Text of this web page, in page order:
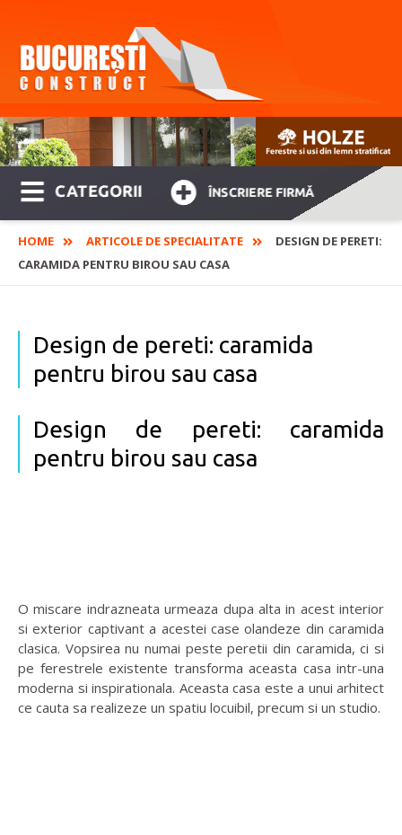
CATEGORII ÎNSCRIERE FIRMĂ
HOME ARTICOLE DE SPECIALITATE
DESIGN DE PERETI:
CARAMIDA PENTRU BIROU SAU CASA
Design de pereti: caramida
pentru birou sau casa
Design de pereti: caramida
pentru birou sau casa
O miscare indrazneata urmeaza dupa alta in acest interior
si exterior captivant a acestei case olandeze din caramida
clasica. Vopsirea nu numai peste peretii din caramida, ci si
pe ferestrele existente transforma aceasta casa intr-una
moderna si inspirationala. Aceasta casa este a unui arhitect
ce cauta sa realizeze un spatiu locuibil, precum si un studio.